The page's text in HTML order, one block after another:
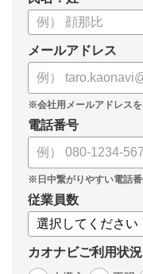
メールアドレス
電話番号
従業員数
カオナビご利用状況